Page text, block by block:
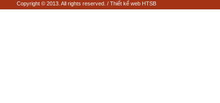
Copyright © 2013. All rights reserved. / Thiết kế web HTSB